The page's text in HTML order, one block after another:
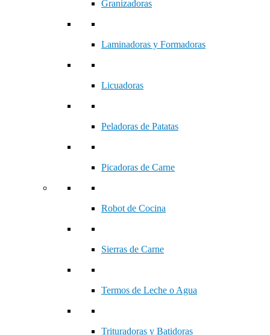
Granizadoras
Laminadoras y Formadoras
Licuadoras
Peladoras de Patatas
Picadoras de Carne
Robot de Cocina
Sierras de Carne
Termos de Leche o Agua
Trituradoras y Batidoras